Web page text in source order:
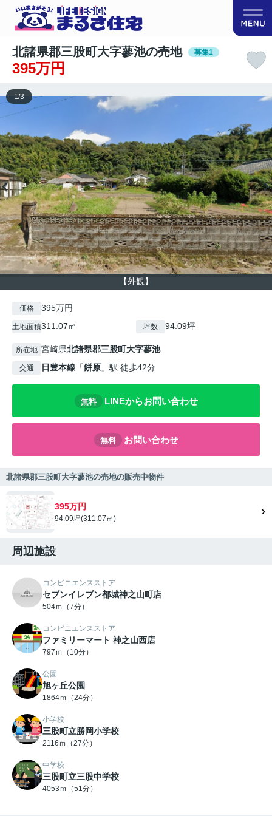
北諸県郡三股町大字蓼池の売地 募集1
395万円
【外観】
1/3
価格 395万円
土地面積311.07㎡ 坪数 94.09坪
所在地 宮崎県北諸県郡三股町大字蓼池
交通 日豊本線 「餅原 」駅 徒歩42分
無料 LINEからお問い合わせ
無料 お問い合わせ
北諸県郡三股町大字蓼池の売地の販売中物件
395万円
94.09坪(311.07㎡)
周辺施設
コンビニエンスストア
セブンイレブン都城神之山町店
504ｍ（7分）
コンビニエンスストア
ファミリーマート 神之山西店
797ｍ（10分）
公園
旭ヶ丘公園
1864ｍ（24分）
小学校
三股町立勝岡小学校
2116ｍ（27分）
中学校
三股町立三股中学校
4053ｍ（51分）